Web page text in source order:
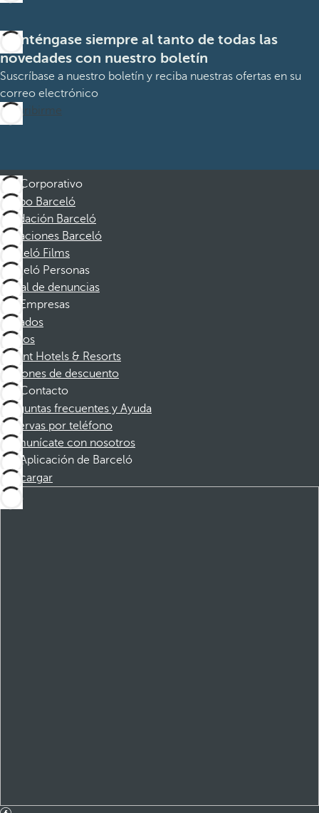
Manténgase siempre al tanto de todas las
novedades con nuestro boletín
Suscríbase a nuestro boletín y reciba nuestras ofertas en su
correo electrónico
Suscribirme
Corporativo
Grupo Barceló
Fundación Barceló
Vacaciones Barceló
Barceló Films
Barceló Personas
Canal de denuncias
Empresas
Afiliados
Socios
Dorint Hotels & Resorts
Cupones de descuento
Contacto
Preguntas frecuentes y Ayuda
Reservas por teléfono
Comunícate con nosotros
Aplicación de Barceló
Descargar